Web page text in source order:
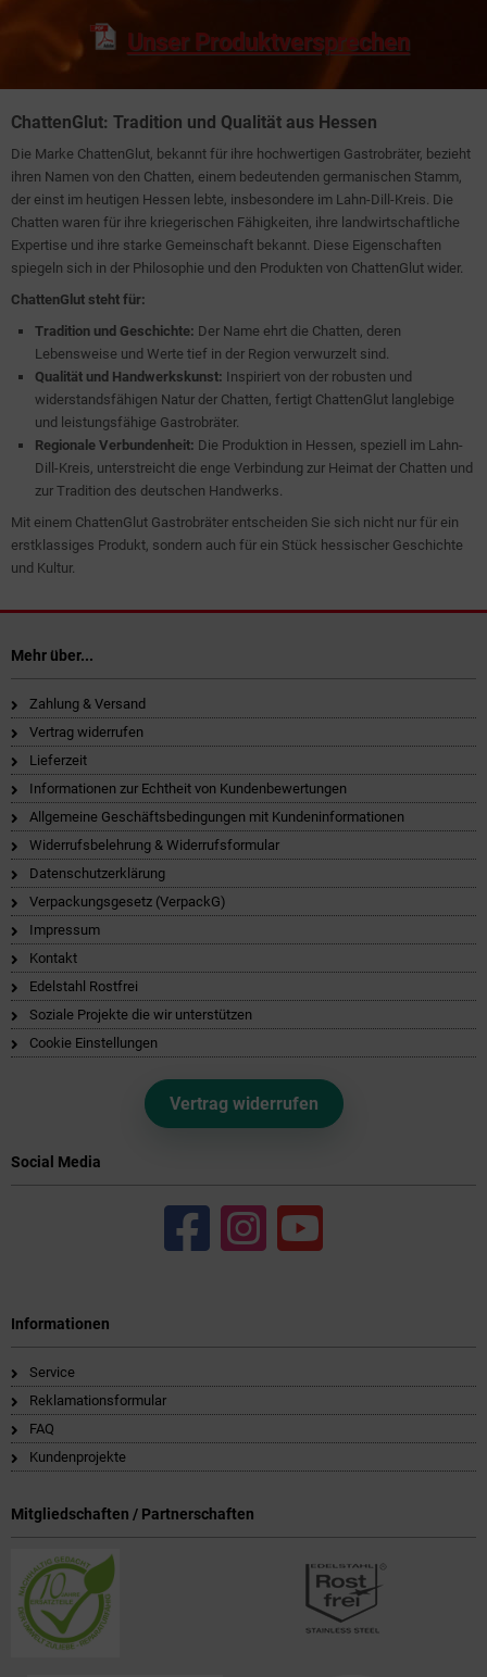
Unser Produktversprechen
ChattenGlut: Tradition und Qualität aus Hessen
Die Marke ChattenGlut, bekannt für ihre hochwertigen Gastrobräter, bezieht
ihren Namen von den Chatten, einem bedeutenden germanischen Stamm,
der einst im heutigen Hessen lebte, insbesondere im Lahn-Dill-Kreis. Die
Chatten waren für ihre kriegerischen Fähigkeiten, ihre landwirtschaftliche
Expertise und ihre starke Gemeinschaft bekannt. Diese Eigenschaften
spiegeln sich in der Philosophie und den Produkten von ChattenGlut wider.
ChattenGlut steht für:
Tradition und Geschichte: Der Name ehrt die Chatten, deren
Lebensweise und Werte tief in der Region verwurzelt sind.
Qualität und Handwerkskunst: Inspiriert von der robusten und
widerstandsfähigen Natur der Chatten, fertigt ChattenGlut langlebige
und leistungsfähige Gastrobräter.
Regionale Verbundenheit: Die Produktion in Hessen, speziell im Lahn-
Dill-Kreis, unterstreicht die enge Verbindung zur Heimat der Chatten und
zur Tradition des deutschen Handwerks.
Mit einem ChattenGlut Gastrobräter entscheiden Sie sich nicht nur für ein
erstklassiges Produkt, sondern auch für ein Stück hessischer Geschichte
und Kultur.
Mehr über...
Zahlung & Versand
Vertrag widerrufen
Lieferzeit
Informationen zur Echtheit von Kundenbewertungen
Allgemeine Geschäftsbedingungen mit Kundeninformationen
Widerrufsbelehrung & Widerrufsformular
Datenschutzerklärung
Verpackungsgesetz (VerpackG)
Impressum
Kontakt
Edelstahl Rostfrei
Soziale Projekte die wir unterstützen
Cookie Einstellungen
Vertrag widerrufen
Social Media
Informationen
Service
Reklamationsformular
FAQ
Kundenprojekte
Mitgliedschaften / Partnerschaften